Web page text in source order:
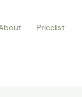
Pricelist